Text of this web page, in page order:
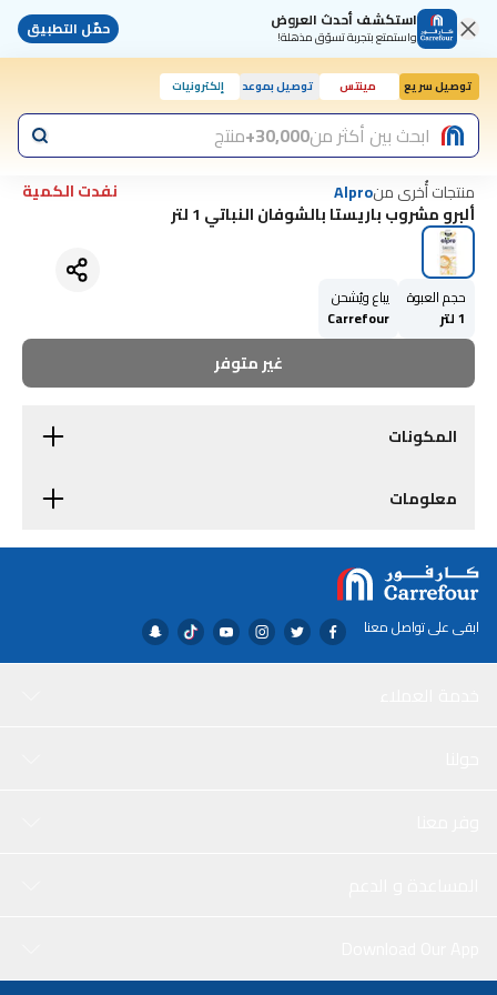
استكشف أحدث العروض
واستمتع بتجربة تسوّق مذهلة! حمّل التطبيق
توصيل سريع مينتس توصيل بموعد إلكترونيات
ابحث بين أكثر من30,000+ منتج
منتجات أُخرى منAlpro
نفدت الكمية
ألبرو مشروب باريستا بالشوفان النباتي 1 لتر
حجم العبوة
1 لتر
يباع ويُشحن
Carrefour
غير متوفر
المكونات
معلومات
ابقى على تواصل معنا